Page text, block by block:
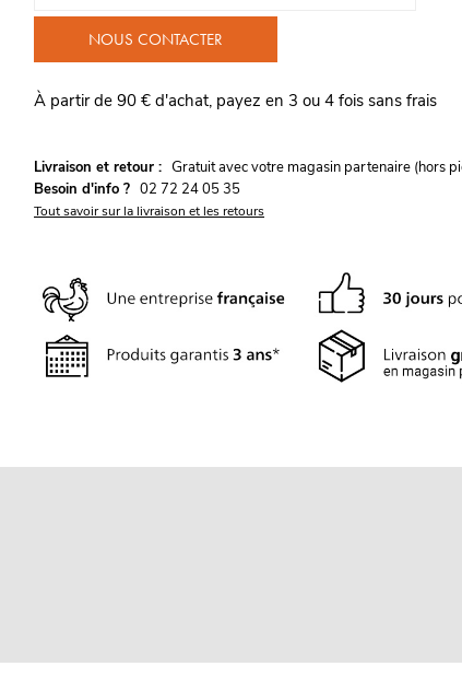
NOUS CONTACTER
À partir de 90 € d'achat, payez en 3 ou 4 fois sans frais
Livraison et retour : Gratuit avec votre magasin partenaire (hors
Besoin d'info ? 02 72 24 05 35
Tout savoir sur la livraison et les retours